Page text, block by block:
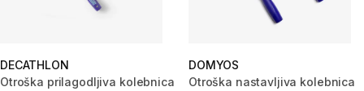
DECATHLON
Otroška prilagodljiva kolebnica
DOMYOS
Otroška nastavljiva kolebnica